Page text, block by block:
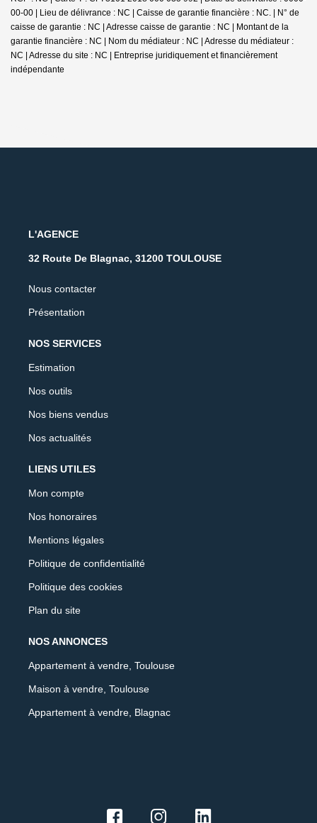
00-00 | Lieu de délivrance : NC | Caisse de garantie financière : NC. | N° de
caisse de garantie : NC | Adresse caisse de garantie : NC | Montant de la
garantie financière : NC | Nom du médiateur : NC | Adresse du médiateur :
NC | Adresse du site : NC | Entreprise juridiquement et financièrement
indépendante
L'AGENCE
32 Route De Blagnac, 31200 TOULOUSE
Nous contacter
Présentation
NOS SERVICES
Estimation
Nos outils
Nos biens vendus
Nos actualités
LIENS UTILES
Mon compte
Nos honoraires
Mentions légales
Politique de confidentialité
Politique des cookies
Plan du site
NOS ANNONCES
Appartement à vendre, Toulouse
Maison à vendre, Toulouse
Appartement à vendre, Blagnac